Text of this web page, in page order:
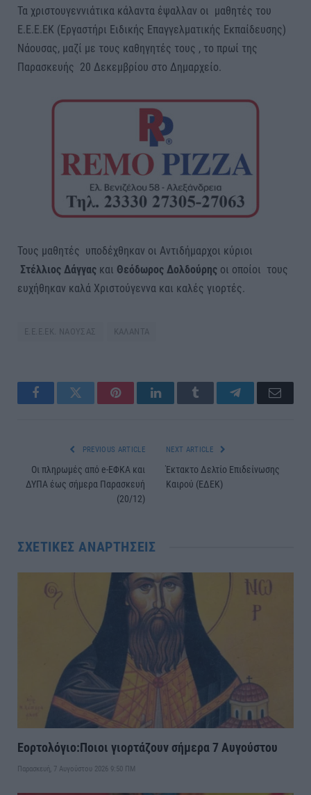
Τα χριστουγεννιάτικα κάλαντα έψαλλαν οι μαθητές του
Ε.Ε.Ε.ΕΚ (Εργαστήρι Ειδικής Επαγγελματικής Εκπαίδευσης)
Νάουσας, μαζί με τους καθηγητές τους , το πρωί της
Παρασκευής 20 Δεκεμβρίου στο Δημαρχείο.
Τους μαθητές υποδέχθηκαν οι Αντιδήμαρχοι κύριοι
Στέλλιος Δάγγας και Θεόδωρος Δολδούρης οι οποίοι τους
ευχήθηκαν καλά Χριστούγεννα και καλές γιορτές.
Ε.Ε.Ε.ΕΚ. ΝΑΟΥΣΑΣ ΚΑΛΑΝΤΑ
FacebookTwitter PinterestLinkedInTumblr TelegramEmail
PREVIOUS ARTICLE
Οι πληρωμές από e-ΕΦΚΑ και
ΔΥΠΑ έως σήμερα Παρασκευή
(20/12)
NEXT ARTICLE
Έκτακτο Δελτίο Επιδείνωσης
Καιρού (ΕΔΕΚ)
ΣΧΕΤΙΚΈΣ ΑΝΑΡΤΉΣΕΙΣ
Εορτολόγιο:Ποιοι γιορτάζουν σήμερα 7 Αυγούστου
Παρασκευή, 7 Αυγούστου 2026 9:50 ΠΜ